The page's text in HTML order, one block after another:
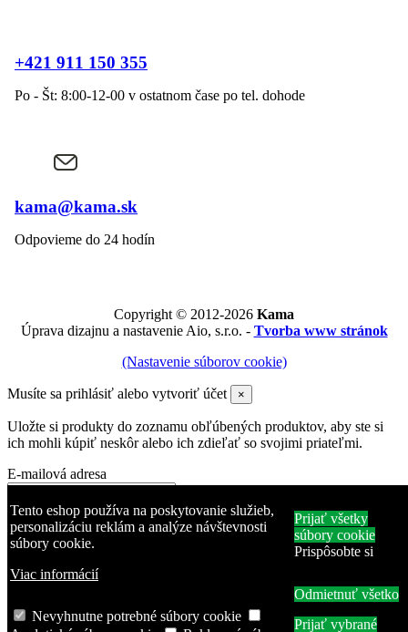
Tento eshop používa na poskytovanie služieb,
personalizáciu reklám a analýze návštevnosti
súbory cookie.
Viac informácií
Prijať všetky
súbory cookie
Prispôsobte si
Odmietnuť všetko
Nevyhnutne potrebné súbory cookie
Prijať vybrané
+421 911 150 355
Po - Št: 8:00-12-00 v ostatnom čase po tel. dohode
kama@kama.sk
Odpovieme do 24 hodín
Copyright © 2012-2026 Kama
Úprava dizajnu a nastavenie Aio, s.r.o. - Tvorba www stránok
(Nastavenie súborov cookie)
Musíte sa prihlásiť alebo vytvoriť účet ×
Uložte si produkty do zoznamu obľúbených produktov, aby ste si
ich mohli kúpiť neskôr alebo ich zdieľať so svojimi priateľmi.
E-mailová adresa
Heslo
Zabudli ste heslo?
Produkt bol pridaný do zoznamu obľúbených produktov